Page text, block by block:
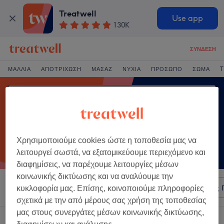
Treatwell
130K
Use app
ΣΎΝΔΕΣΗ
ΜΑΛΛΙΆ ΑΠΟΤΡΊΧΩΣΗ ΜΑΣΆΖ ΝΎΧΙΑ ΠΡΌΣΩΠΟ ΣΏΜΑ
Ταξινόμηση κατά Οποιαδήποτε τιμή Σαλόνια Άμεσες
Ένα κατάστημα που προσφέρει:
Χρησιμοποιούμε cookies ώστε η τοποθεσία μας να
λειτουργεί σωστά, να εξατομικεύουμε περιεχόμενο και
διαφημίσεις, να παρέχουμε λειτουργίες μέσων
κοινωνικής δικτύωσης και να αναλύουμε την
κυκλοφορία μας. Επίσης, κοινοποιούμε πληροφορίες
σχετικά με την από μέρους σας χρήση της τοποθεσίας
μας στους συνεργάτες μέσων κοινωνικής δικτύωσης,